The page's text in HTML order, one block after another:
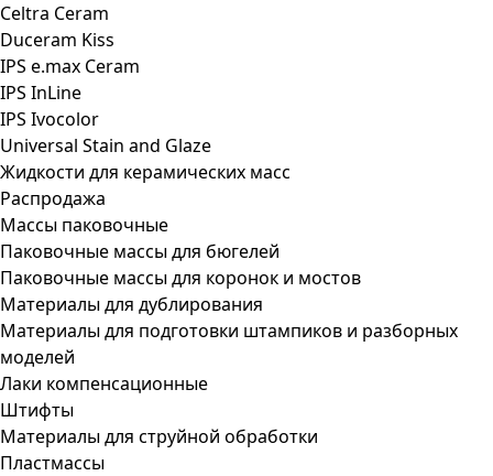
Celtra Ceram
Duceram Kiss
IPS e.max Ceram
IPS InLine
IPS Ivocolor
Universal Stain and Glaze
Жидкости для керамических масс
Распродажа
Массы паковочные
Паковочные массы для бюгелей
Паковочные массы для коронок и мостов
Материалы для дублирования
Материалы для подготовки штампиков и разборных
моделей
Лаки компенсационные
Штифты
Материалы для струйной обработки
Пластмассы